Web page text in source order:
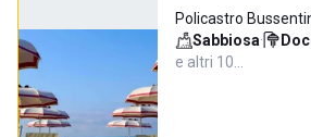
Policastro
Sabbiosa·
e altri 10…